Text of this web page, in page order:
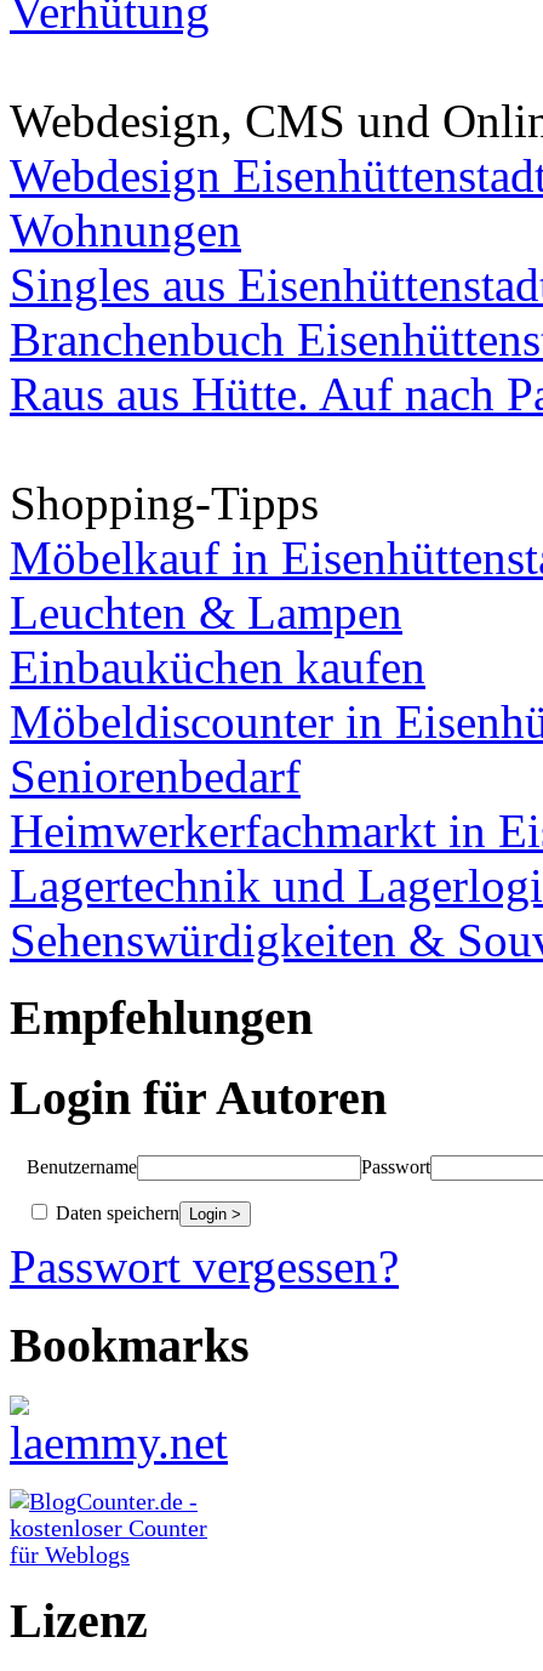
Verhütung
Webdesign, CMS und
Webdesign
Wohnungen
Singles aus
Branchenbuch
Raus aus Hütte. Auf nach
Shopping-Tipps
Möbelkauf in
Leuchten & Lampen
Einbauküchen kaufen
Möbeldiscounter in
Seniorenbedarf
Heimwerkerfachmarkt in
Lagertechnik und
Sehenswürdigkeiten &
Empfehlungen
Login für Autoren
Benutzername Passwort
Daten speichern
Passwort vergessen?
Bookmarks
Lizenz